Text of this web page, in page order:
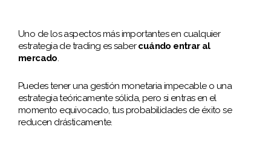
Uno de los aspectos más importantes en cualquier
estrategia de trading es sabercuándo entrar al
mercado.
Puedes tener una gestión monetaria impecable o una
estrategia teóricamente sólida, pero si entras en el
momento equivocado, tus probabilidades de éxito se
reducen drásticamente.